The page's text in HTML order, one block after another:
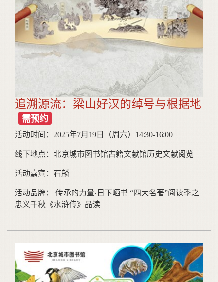
追溯源流：梁山好汉的绰号与根据地
需预约
活动时间：2025年7月19日（周六）14:30-16:00
线下地点：北京城市图书馆古籍文献馆历史文献阅览
活动嘉宾：石麟
活动品牌： 传承的力量·日下晒书 “四大名著”阅读季之
忠义千秋《水浒传》品读